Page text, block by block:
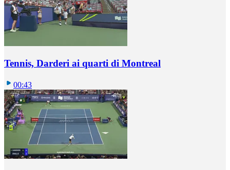
Tennis, Darderi ai quarti di Montreal
00:43